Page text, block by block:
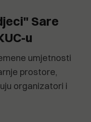
Sare
u
umjetnosti
prostore,
organizatori i